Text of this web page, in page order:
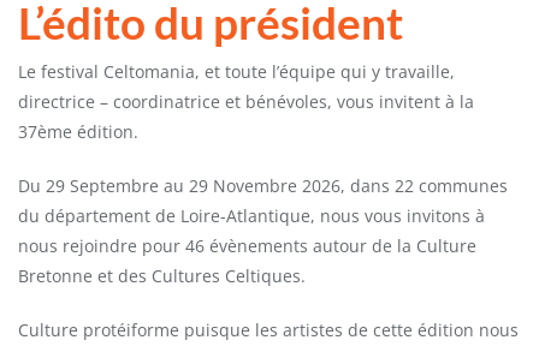
L’édito du président
Le festival Celtomania, et toute l’équipe qui y travaille,
directrice – coordinatrice et bénévoles, vous invitent à la
37ème édition.
Du 29 Septembre au 29 Novembre 2026, dans 22 communes
du département de Loire-Atlantique, nous vous invitons à
nous rejoindre pour 46 évènements autour de la Culture
Bretonne et des Cultures Celtiques.
Culture protéiforme puisque les artistes de cette édition nous